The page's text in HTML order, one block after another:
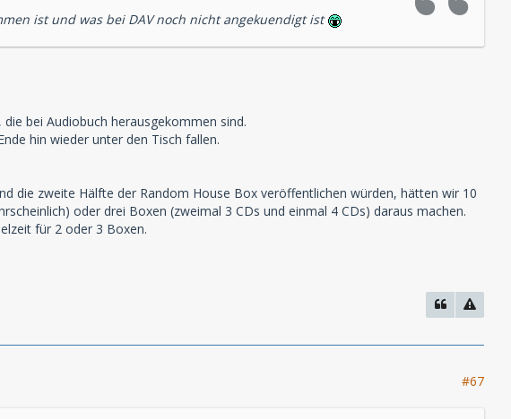
ist und was bei DAV noch nicht angekuendigt ist
bei Audiobuch herausgekommen sind.
hin wieder unter den Tisch fallen.
die zweite Hälfte der Random House Box veröffentlichen würden, hätten wir 10
oder drei Boxen (zweimal 3 CDs und einmal 4 CDs) daraus machen.
für 2 oder 3 Boxen.
#67